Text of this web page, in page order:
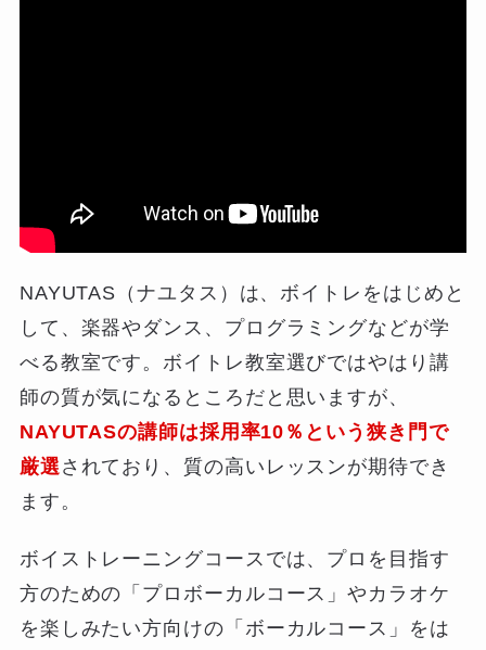
NAYUTAS（ナユタス）は、ボイトレをはじめと
して、楽器やダンス、プログラミングなどが学
べる教室です。ボイトレ教室選びではやはり講
師の質が気になるところだと思いますが、
NAYUTASの講師は採用率10％という狭き門で
厳選 されており、質の高いレッスンが期待でき
ます。
ボイストレーニングコースでは、プロを目指す
方のための「プロボーカルコース」やカラオケ
を楽しみたい方向けの「ボーカルコース」をは